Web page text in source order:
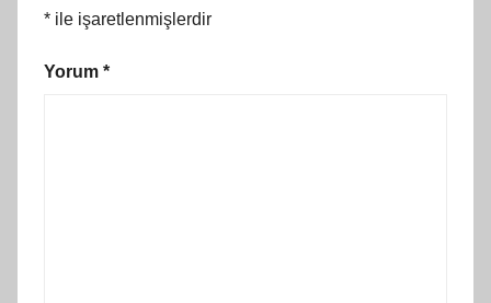
* ile işaretlenmişlerdir
Yorum *